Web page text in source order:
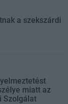
a szekszárdi
miatt az
Szolgálat